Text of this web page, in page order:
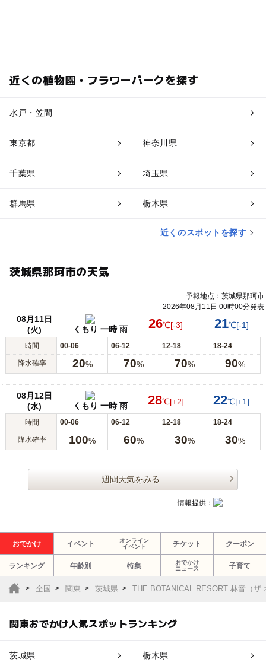
近くの植物園・フラワーパークを探す
水戸・笠間
東京都 神奈川県
千葉県 埼玉県
群馬県 栃木県
近くのスポットを探す
茨城県那珂市の天気
予報地点：茨城県那珂市
2026年08月11日 00時00分発表
08月11日
(火)
くもり 一時 雨 26℃[-3] 21℃[-1]
時間 00-06 06-12 12-18 18-24
降水確率 20% 70% 70% 90%
08月12日
(水)
くもり 一時 雨 28℃[+2] 22℃[+1]
時間 00-06 06-12 12-18 18-24
降水確率 100% 60% 30% 30%
週間天気をみる
情報提供：
おでかけ イベント
オンライン
イベント
チケット クーポン
ランキング 年齢別 特集
おでかけ
ニュース
子育て
全国 関東 茨城県 THE BOTANICAL RESORT 林音（ザ
関東おでかけ人気スポットランキング
茨城県 栃木県